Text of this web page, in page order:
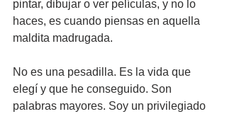
pintar, dibujar o ver películas, y no lo
haces, es cuando piensas en aquella
maldita madrugada.
No es una pesadilla. Es la vida que
elegí y que he conseguido. Son
palabras mayores. Soy un privilegiado